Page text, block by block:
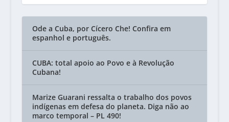
Ode a Cuba, por Cícero Che! Confira em
espanhol e português.
CUBA: total apoio ao Povo e à Revolução
Cubana!
Marize Guarani ressalta o trabalho dos povos
indígenas em defesa do planeta. Diga não ao
marco temporal – PL 490!